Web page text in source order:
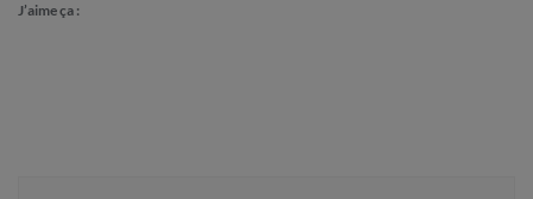
J’aime ça :